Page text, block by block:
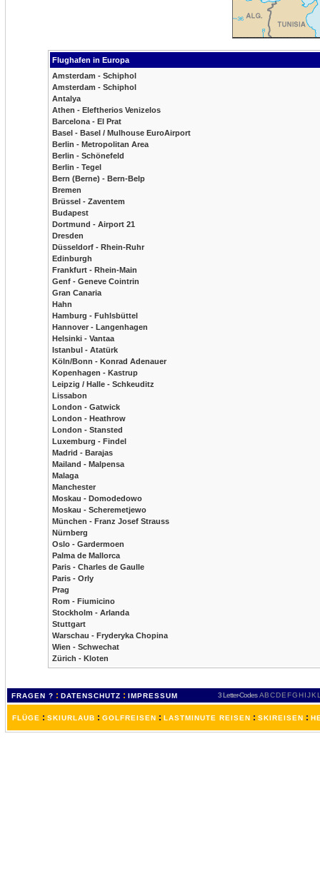
Flughafen in Europa
Amsterdam - Schiphol
Amsterdam - Schiphol
Antalya
Athen - Eleftherios Venizelos
Barcelona - El Prat
Basel - Basel / Mulhouse EuroAirport
Berlin - Metropolitan Area
Berlin - Schönefeld
Berlin - Tegel
Bern (Berne) - Bern-Belp
Bremen
Brüssel - Zaventem
Budapest
Dortmund - Airport 21
Dresden
Düsseldorf - Rhein-Ruhr
Edinburgh
Frankfurt - Rhein-Main
Genf - Geneve Cointrin
Gran Canaria
Hahn
Hamburg - Fuhlsbüttel
Hannover - Langenhagen
Helsinki - Vantaa
Istanbul - Atatürk
Köln/Bonn - Konrad Adenauer
Kopenhagen - Kastrup
Leipzig / Halle - Schkeuditz
Lissabon
London - Gatwick
London - Heathrow
London - Stansted
Luxemburg - Findel
Madrid - Barajas
Mailand - Malpensa
Malaga
Manchester
Moskau - Domodedowo
Moskau - Scheremetjewo
München - Franz Josef Strauss
Nürnberg
Oslo - Gardermoen
Palma de Mallorca
Paris - Charles de Gaulle
Paris - Orly
Prag
Rom - Fiumicino
Stockholm - Arlanda
Stuttgart
Warschau - Fryderyka Chopina
Wien - Schwechat
Zürich - Kloten
FRAGEN ? : DATENSCHUTZ : IMPRESSUM 3 Letter-Codes ABCDEFGH IJKL
FLÜGE : SKIURLAUB : GOLFREISEN : LASTMINUTE REISEN : SKIREISEN :